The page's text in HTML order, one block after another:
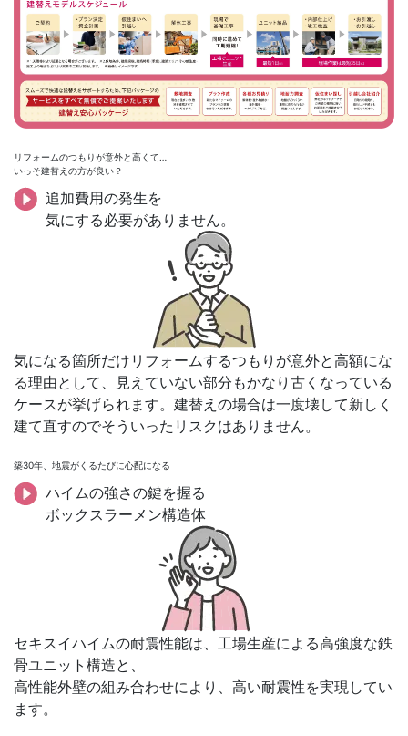
リフォームのつもりが意外と高くて…
いっそ建替えの方が良い？
追加費用の発生を
気にする必要がありません。
気になる箇所だけリフォームするつもりが意外と高額にな
る理由として、見えていない部分もかなり古くなっている
ケースが挙げられます。建替えの場合は一度壊して新しく
建て直すのでそういったリスクはありません。
築30年、地震がくるたびに心配になる
ハイムの強さの鍵を握る
ボックスラーメン構造体
セキスイハイムの耐震性能は、工場生産による高強度な鉄
骨ユニット構造と、
高性能外壁の組み合わせにより、高い耐震性を実現してい
ます。